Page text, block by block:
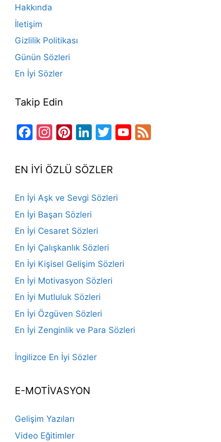
o
k
Hakkında
İletişim
Gizlilik Politikası
Günün Sözleri
En İyi Sözler
Takip Edin
Facebook
Instagram
Pinterest
LinkedIn
TwitterYouTube
EN İYİ ÖZLÜ SÖZLER
En İyi Aşk ve Sevgi Sözleri
En İyi Başarı Sözleri
En İyi Cesaret Sözleri
En İyi Çalışkanlık Sözleri
En İyi Kişisel Gelişim Sözleri
En İyi Motivasyon Sözleri
En İyi Mutluluk Sözleri
En İyi Özgüven Sözleri
En İyi Zenginlik ve Para Sözleri
İngilizce En İyi Sözler
E-MOTİVASYON
Gelişim Yazıları
Video Eğitimler